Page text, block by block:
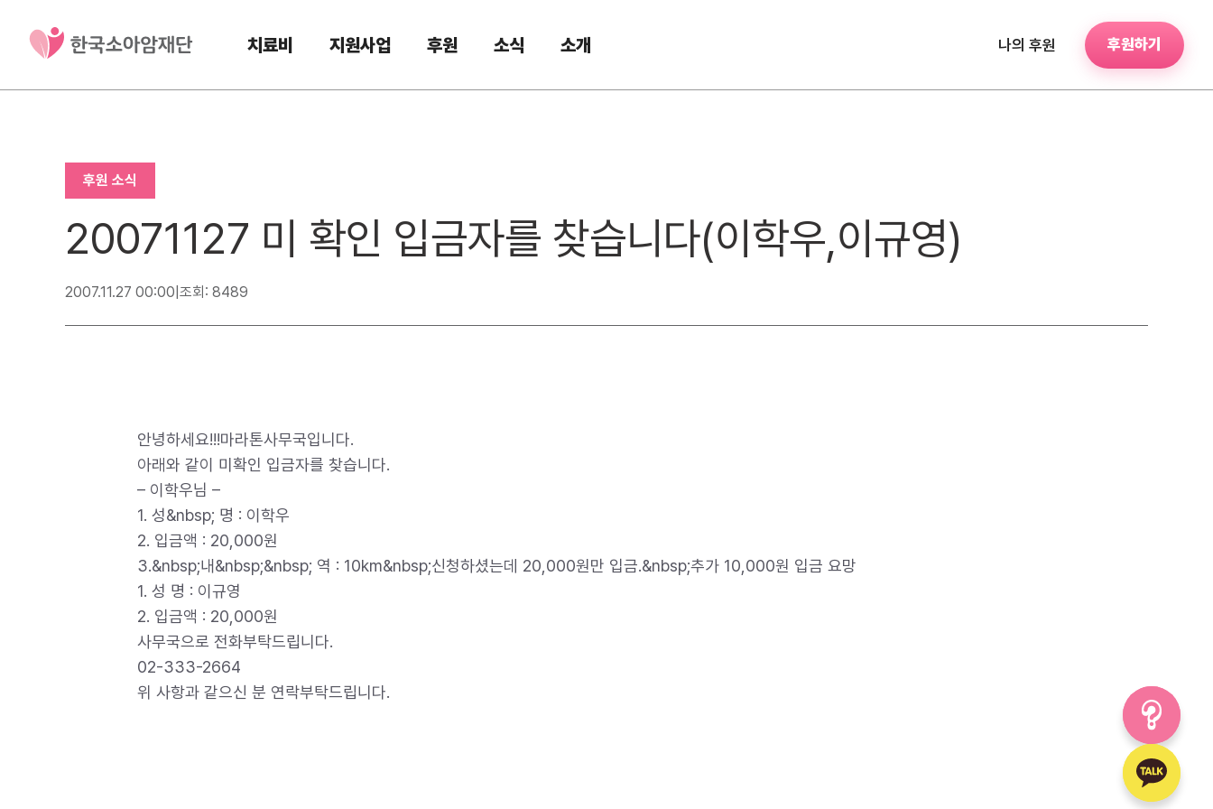
치료비 지원사업 후원 소식 소개 나의 후원 후원하기
후원 소식
20071127 미 확인 입금자를 찾습니다(이학우,이규영)
2007.11.27 00:00 조회: 8489
안녕하세요!!!마라톤사무국입니다.
아래와 같이 미확인 입금자를 찾습니다.
– 이학우님 –
1. 성&nbsp; 명 : 이학우
2. 입금액 : 20,000원
3.&nbsp;내&nbsp;&nbsp; 역 : 10km&nbsp;신청하셨는데 20,000원만 입금.&nbsp;추가 10,000원 입금 요망
1. 성 명 : 이규영
2. 입금액 : 20,000원
사무국으로 전화부탁드립니다.
02-333-2664
위 사항과 같으신 분 연락부탁드립니다.